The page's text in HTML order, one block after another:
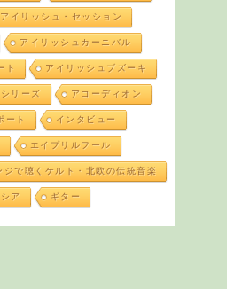
イリッシュ・セッション
アイリッシュカーニバル
ト アイリッシュブズーキ
リーズ アコーディオン
ート インタビュー
エイプリルフール
ジで聴くケルト・北欧の伝統音楽
ア ギター